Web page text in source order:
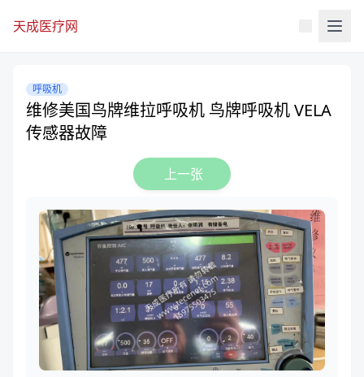
天成医疗网
呼吸机
维修美国鸟牌维拉呼吸机 鸟牌呼吸机 VELA
传感器故障
上一张